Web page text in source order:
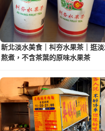
新北淡水美食｜朻夯水果茶｜逛
熬煮，不含茶葉的原味水果茶